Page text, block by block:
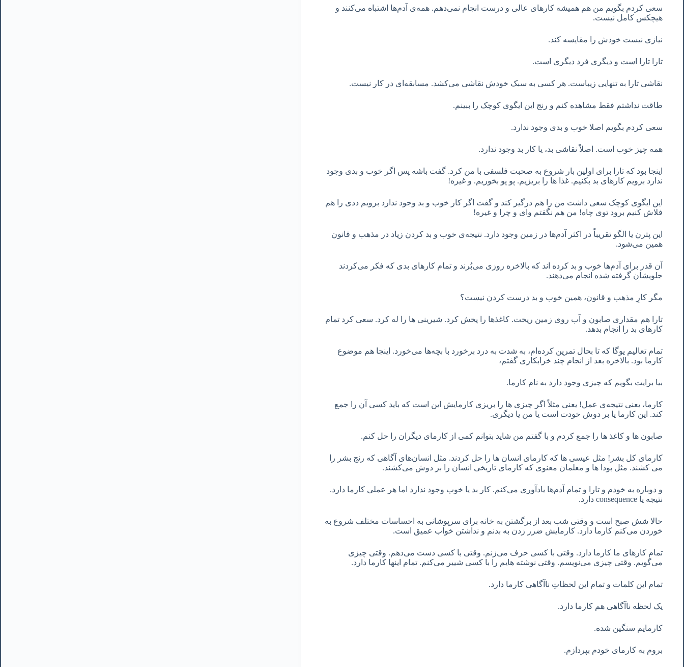
سعی کردم بگویم من هم همیشه کارهای عالی و درست انجام نمی‌دهم. همه‌ی آدم‌ها اشتباه می‌کنند و
هیچکس کامل نیست.
نیازی نیست خودش را مقایسه کند.
تارا تارا است و دیگری فرد دیگری است.
نقاشی تارا به تنهایی زیباست. هر کسی به سبک خودش نقاشی می‌کشد. مسابقه‌ای در کار نیست.
طاقت نداشتم فقط مشاهده کنم و رنج این ایگوی کوچک را ببینم.
سعی کردم بگویم اصلا خوب و بدی وجود ندارد.
همه چیز خوب است. اصلاً نقاشی بد، یا کار بد وجود ندارد.
اینجا بود که تارا برای اولین بار شروع به صحبت فلسفی با من کرد. گفت باشه پس اگر خوب و بدی وجود
ندارد برویم کارهای بد بکنیم. غذا ها را بریزیم. پو پو بخوریم. و غیره!
این ایگوی کوچک سعی داشت من را هم درگیر کند و گفت اگر کار خوب و بد وجود ندارد برویم ددی را هم
فلاش کنیم برود توی چاه! من هم نگفتم وای و چرا و غیره!
این پترن یا الگو تقریباً در اکثر آدم‌ها در زمین وجود دارد. نتیجه‌ی خوب و بد کردن زیاد در مذهب و قانون
همین می‌شود.
آن قدر برای آدم‌ها خوب و بد کرده اند که بالاخره روزی می‌بُرند و تمام کارهای بدی که فکر می‌کردند
جلویشان گرفته شده انجام می‌دهند.
مگر کارِ مذهب و قانون، همین خوب و بد درست کردن نیست؟
تارا هم مقداری صابون و آب روی زمین ریخت. کاغذها را پخش کرد. شیرینی ها را له کرد. سعی کرد تمام
کارهای بد را انجام بدهد.
تمام تعالیم یوگا که تا بحال تمرین کرده‌ام، به شدت به درد برخورد با بچه‌ها می‌خورد. اینجا هم موضوع
کارما بود. بالاخره بعد از انجام چند خرابکاری گفتم،
بیا برایت بگویم که چیزی وجود دارد به نام کارما.
کارما، یعنی نتیجه‌ی عمل! یعنی مثلاً اگر چیزی ها را بریزی کارمایش این است که باید کسی آن را جمع
کند. این کارما یا بر دوش خودت است یا من یا دیگری.
صابون ها و کاغذ ها را جمع کردم و با گفتم من شاید بتوانم کمی از کارمای دیگران را حل کنم.
کارمای کل بشر! مثل عیسی ها که کارمای انسان ها را حل کردند. مثل انسان‌های آگاهی که رنج بشر را
می کشند. مثل بودا ها و معلمان معنوی که کارمای تاریخی انسان را بر دوش می‌کشند.
و دوباره به خودم و تارا و تمام آدم‌ها یادآوری می‌کنم. کار بد یا خوب وجود ندارد اما هر عملی کارما دارد.
نتیجه یا consequence دارد.
حالا شش صبح است و وقتی شب بعد از برگشتن به خانه برای سرپوشانی به احساسات مختلف شروع به
خوردن می‌کنم کارما دارد. کارمایش ضرر زدن به بدنم و نداشتن خواب عمیق است.
تمام کارهای ما کارما دارد. وقتی با کسی حرف می‌زنم. وقتی با کسی دست می‌دهم. وقتی چیزی
می‌گویم. وقتی چیزی می‌نویسم. وقتی نوشته هایم را با کسی شییر می‌کنم. تمام اینها کارما دارد.
تمام این کلمات و تمام این لحظاتِ ناآگاهی کارما دارد.
یک لحظه ناآگاهی هم کارما دارد.
کارمایم سنگین شده.
بروم به کارمای خودم بپردازم.